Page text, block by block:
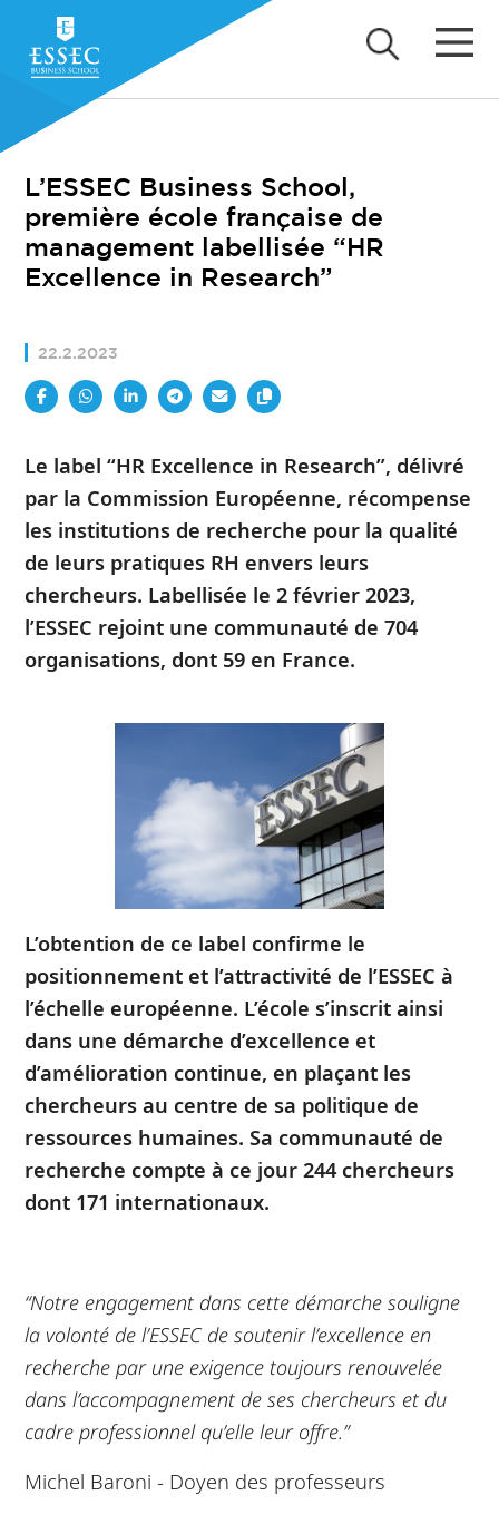
L’ESSEC Business School,
première école française de
management labellisée “HR
Excellence in Research”
22.2.2023
Le label “HR Excellence in Research”, délivré
par la Commission Européenne, récompense
les institutions de recherche pour la qualité
de leurs pratiques RH envers leurs
chercheurs. Labellisée le 2 février 2023,
l’ESSEC rejoint une communauté de 704
organisations, dont 59 en France.
L’obtention de ce label confirme le
positionnement et l’attractivité de l’ESSEC à
l’échelle européenne. L’école s’inscrit ainsi
dans une démarche d’excellence et
d’amélioration continue, en plaçant les
chercheurs au centre de sa politique de
ressources humaines. Sa communauté de
recherche compte à ce jour 244 chercheurs
dont 171 internationaux.
“Notre engagement dans cette démarche souligne
la volonté de l’ESSEC de soutenir l’excellence en
recherche par une exigence toujours renouvelée
dans l’accompagnement de ses chercheurs et du
cadre professionnel qu’elle leur offre.”
Michel Baroni - Doyen des professeurs